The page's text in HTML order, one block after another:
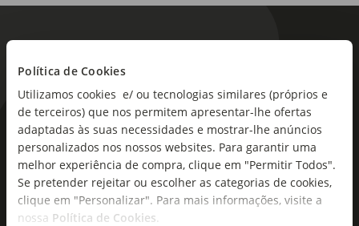
Política de Cookies
Utilizamos cookies e/ ou tecnologias similares (próprios e
de terceiros) que nos permitem apresentar-lhe ofertas
adaptadas às suas necessidades e mostrar-lhe anúncios
personalizados nos nossos websites. Para garantir uma
melhor experiência de compra, clique em "Permitir Todos".
Se pretender rejeitar ou escolher as categorias de cookies,
clique em "Personalizar". Para mais informações, visite a
nossa Política de Cookies
Portugal
Região:
Tipo de produto:
Vinho Tinto
Notas de Prova:
Frutado, macio, elegante e harmonioso, sendo
predominante em frutos vermelhos frescos.
As novidades mais frescas no
seu e-mail!
Subscreva e descubra campanhas exclusivas,
ofertas e novidades para si.